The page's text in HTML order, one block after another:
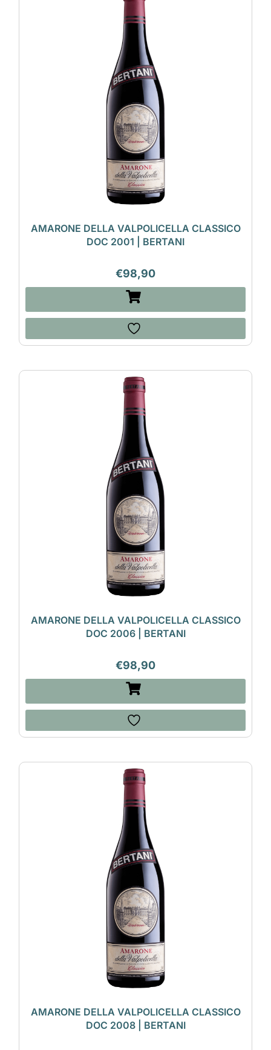
AMARONE DELLA VALPOLICELLA CLASSICO
DOC 2001 | BERTANI
€98,90
AMARONE DELLA VALPOLICELLA CLASSICO
DOC 2006 | BERTANI
€98,90
AMARONE DELLA VALPOLICELLA CLASSICO
DOC 2008 | BERTANI